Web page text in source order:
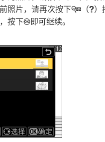
照片，请再次按下W （Q）
按下J即可继续。